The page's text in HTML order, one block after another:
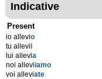
Indicative
Present
io allevio
tu allevii
lui allevia
noi alleviiamo
voi alleviate